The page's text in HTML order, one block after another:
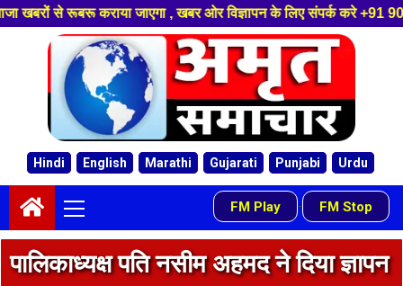
खबर ओर विज्ञापन के लिए संपर्क करे +91 9058084488 ,हमारे यूट्यूब
Hindi English Marathi Gujarati Punjabi Urdu
Menu
FM Play - FM Stop
पालिकाध्यक्ष पति नसीम अहमद ने दिया ज्ञापन